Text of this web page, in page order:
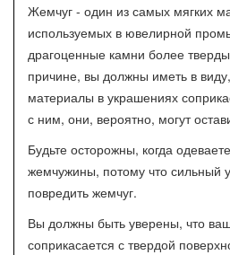
Жемчуг - один из самых мягких
используемых в ювелирной
драгоценные камни более
причине, вы должны иметь в
материалы в украшениях
с ним, они, вероятно, могут
Будьте осторожны, когда
жемчужины, потому что сильный
повредить жемчуг.
Вы должны быть уверены, что
соприкасается с твердой